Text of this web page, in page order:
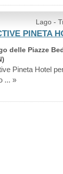
Lago -
PINETA
delle Piazze
Pineta Hotel
... »